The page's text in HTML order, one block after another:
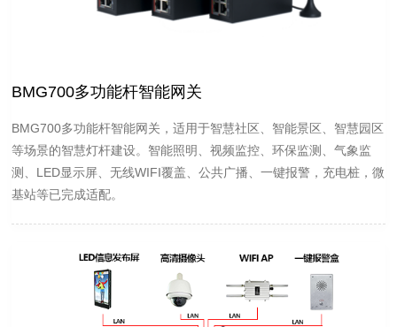
BMG700多功能杆智能网关
BMG700多功能杆智能网关，适用于智慧社区、智能景区、智慧园区
等场景的智慧灯杆建设。智能照明、视频监控、环保监测、气象监
测、LED显示屏、无线WIFI覆盖、公共广播、一键报警，充电桩，微
基站等已完成适配。